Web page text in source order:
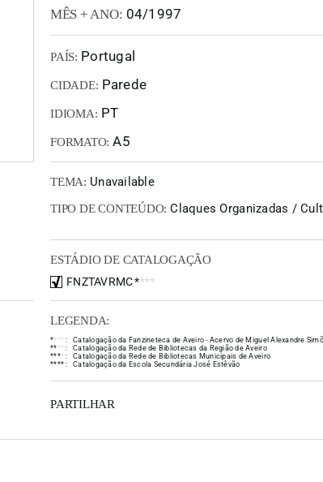
MÊS + ANO: 04/1997
PAÍS: Portugal
CIDADE: Parede
IDIOMA: PT
FORMATO: A5
TEMA: Unavailable
TIPO DE CONTEÚDO: Claques Organizadas /
ESTÁDIO DE CATALOGAÇÃO
FNZTAVRMC****
LEGENDA:
** * * :
Catalogação da Fanzineteca de Aveiro - Acervo de Miguel Alexandre
** * * :
Catalogação da Rede de Bibliotecas da Região de Aveiro
**** :
Catalogação da Rede de Bibliotecas Municipais de Aveiro
**** : Catalogação da Escola Secundária José Estêvão
PARTILHAR